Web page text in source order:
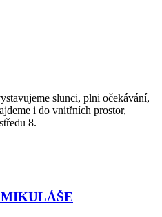
slunci, plni očekávání,
i do vnitřních prostor,
8.